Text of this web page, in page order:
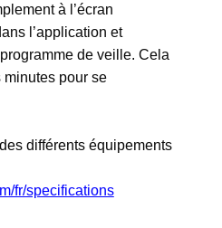
à l’écran
l’application et
de veille. Cela
pour se
différents équipements
fr/specifications